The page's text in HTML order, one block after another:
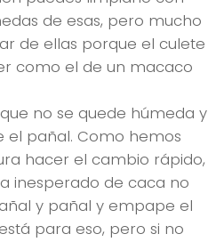
de esas, pero mucho
de ellas porque el culete
como el de un macaco
no se quede húmeda y
el pañal. Como hemos
hacer el cambio rápido,
inesperado de caca no
y pañal y empape el
para eso, pero si no